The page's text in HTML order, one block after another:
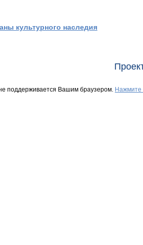
культурного наследия
поддерживается Вашим браузером. Нажмите